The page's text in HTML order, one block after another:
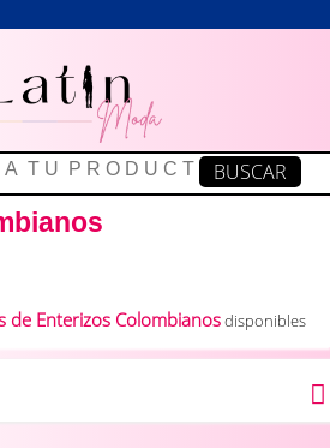
de Enterizos Colombianosdisponibles